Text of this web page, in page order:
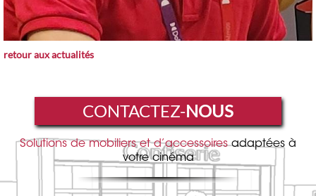
retour aux actualités
CONTACTEZ-NOUS
Solutions de mobiliers et d’accessoiresadaptées à
votre cinéma